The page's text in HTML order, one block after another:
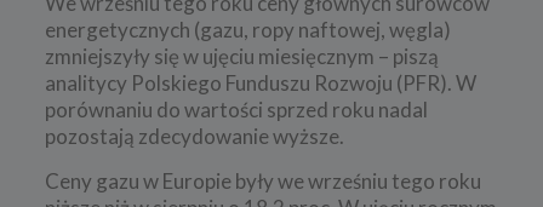
energetycznych (gazu, ropy naftowej, węgla)
zmniejszyły się w ujęciu miesięcznym – piszą
analitycy Polskiego Funduszu Rozwoju (PFR). W
porównaniu do wartości sprzed roku nadal
pozostają zdecydowanie wyższe.
Ceny gazu w Europie były we wrześniu tego roku